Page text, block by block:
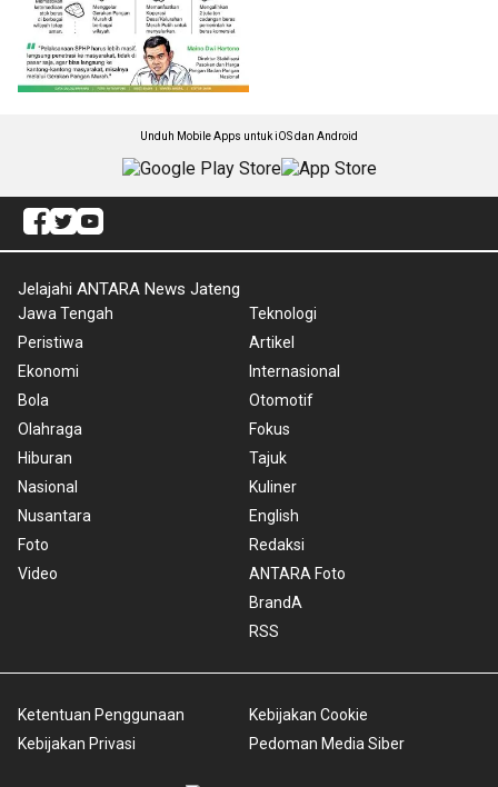
Unduh Mobile Apps untuk iOS dan Android
Jelajahi ANTARA News Jateng
Jawa Tengah
Peristiwa
Ekonomi
Bola
Olahraga
Hiburan
Nasional
Nusantara
Foto
Video
Teknologi
Artikel
Internasional
Otomotif
Fokus
Tajuk
Kuliner
English
Redaksi
ANTARA Foto
BrandA
RSS
Ketentuan Penggunaan
Kebijakan Privasi
Kebijakan Cookie
Pedoman Media Siber